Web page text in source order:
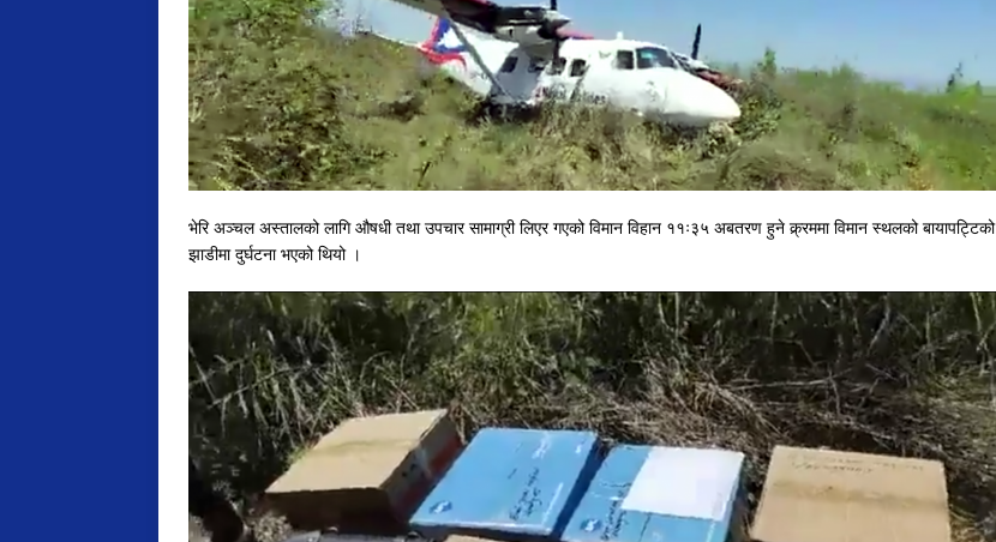
भेरि अञ्चल अस्तालको लागि औषधी तथा उपचार सामाग्री लिएर गएको विमान विहान ११ः३५ अबतरण हुने क्र्रममा विमान स्थलको बायापट्टिको
झाडीमा दुर्घटना भएको थियो ।